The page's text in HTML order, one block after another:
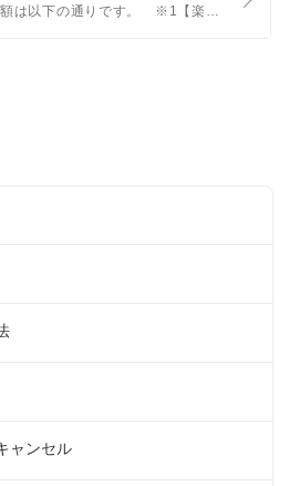
SPUのポイント付与対象金額は以下の通りです。 ※1【楽天カード】ポイントを利用した場合の特典ポイントの計算方法もご確認ください。 ※2 クーポンを利用した場合の計算は下記の計算例をご参照ください。
ャンセル